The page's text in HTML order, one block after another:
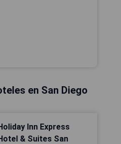
en San Diego
Inn Express
& Suites San